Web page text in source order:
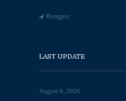
Rangpur.
LAST UPDATE
August 6, 2026